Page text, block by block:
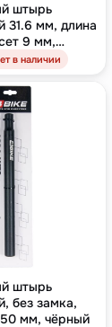
штырь
31.6 мм, длина
9 мм,
в наличии
штырь
без замка,
мм, чёрный